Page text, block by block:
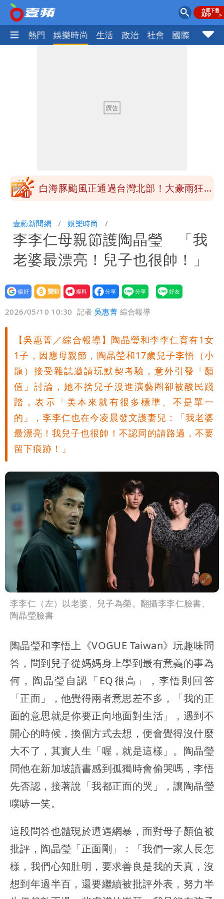
焦點 熱門 娛樂時尚 生活 政治 社會 國際 財經
竹苗 12縣市遭雨襲
白海豚颱風正通過台灣北部！大豪雨狂轟
壹蘋新聞網 娛樂時尚
李李仁母親節護陶晶瑩 「我
老婆最漂亮！兒子也很帥！」
設為
贊助
我要
爆料
2026/05/10 10:30 記者吳惠菁 綜合報導
【吳惠菁／綜合報導】陶晶瑩和李李仁育有1女
1子，因應母親節，陶晶瑩和17歲兒子李悟（小
龍）接受雜誌邀請玩默契考驗，意外引發「顏
值」討論，她不捨兒子沒進演藝圈卻被酸民踐
踏，表示「美本來就有很多標準、不是單一
的」，李李仁也在今凌晨發文護妻兒：「我老婆
最漂亮！我兒子也很帥！不認同的請路過，不要
留下痕跡！」
李李仁（左）以老婆、兒子為榮。翻攝李李仁臉書、
陶晶瑩臉書
陶晶瑩和李悟上《VOGUE Taiwan》玩趣味問
答，問到兒子從媽媽身上學到最有意義的事為
何，陶晶瑩自認「EQ很高」，李悟則回答
「正面」，他覺得兩者意思差不多，「我的正
面的意思就是你要正向地面對生活」，遇到不
開心的時候，換個方式去想，便會覺得沒什麼
大不了，其實人生「喔，就是這樣」。陶晶瑩
問他在新加坡讀書感到孤獨時會偷哭嗎，李悟
先否認，接著說「我都正面的哭」，讓陶晶瑩
噗哧一笑。
這段問答也體現於遭遇網暴，面對母子顏值被
批評，陶晶瑩「正面剛」：「我們一家人長怎
樣，我們心知肚明，要求善良是我的天真，沒
想到年過半百，還要繼續被批評外表，努力半